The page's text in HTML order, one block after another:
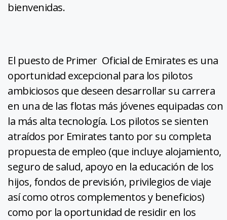
bienvenidas.
El puesto de Primer Oficial de Emirates es una
oportunidad excepcional para los pilotos
ambiciosos que deseen desarrollar su carrera
en una de las flotas más jóvenes equipadas con
la más alta tecnología. Los pilotos se sienten
atraídos por Emirates tanto por su completa
propuesta de empleo (que incluye alojamiento,
seguro de salud, apoyo en la educación de los
hijos, fondos de previsión, privilegios de viaje
así como otros complementos y beneficios)
como por la oportunidad de residir en los